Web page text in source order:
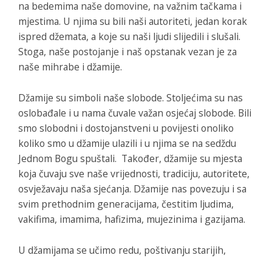
na bedemima naše domovine, na važnim tačkama i
mjestima. U njima su bili naši autoriteti, jedan korak
ispred džemata, a koje su naši ljudi slijedili i slušali.
Stoga, naše postojanje i naš opstanak vezan je za
naše mihrabe i džamije.
Džamije su simboli naše slobode. Stoljećima su nas
oslobađale i u nama čuvale važan osjećaj slobode. Bili
smo slobodni i dostojanstveni u povijesti onoliko
koliko smo u džamije ulazili i u njima se na sedždu
Jednom Bogu spuštali. Također, džamije su mjesta
koja čuvaju sve naše vrijednosti, tradiciju, autoritete,
osvježavaju naša sjećanja. Džamije nas povezuju i sa
svim prethodnim generacijama, čestitim ljudima,
vakifima, imamima, hafizima, mujezinima i gazijama.
U džamijama se učimo redu, poštivanju starijih,